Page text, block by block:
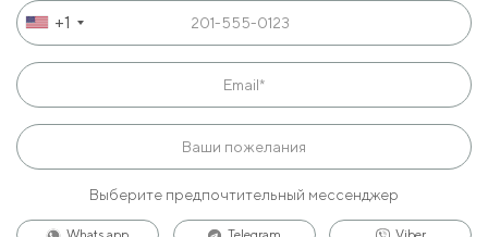
+1
Выберите предпочтительный мессенджер